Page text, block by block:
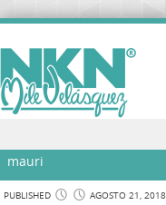
Skip to content
mauri
PUBLISHED AGOSTO 21, 2018